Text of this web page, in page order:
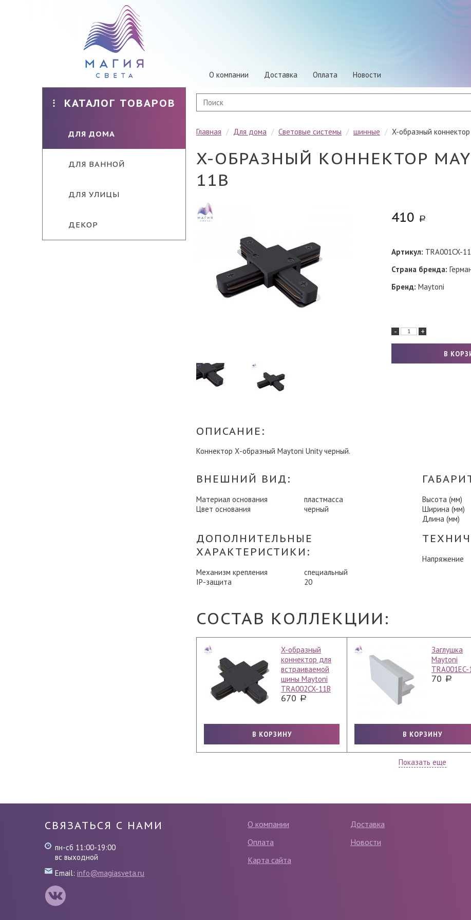
О компании Доставка Оплата Новости
КАТАЛОГ ТОВАРОВ
ДЛЯ ДОМА
ДЛЯ ВАННОЙ
ДЛЯ УЛИЦЫ
ДЕКОР
Главная / Для дома / Световые системы / шинные / X-образный
X-ОБРАЗНЫЙ КОННЕКТОР
11B
410
Артикул: TRA001CX-
Страна бренда:
Бренд: Maytoni
- +
ОПИСАНИЕ:
Коннектор Х-образный Maytoni Unity черный.
ВНЕШНИЙ ВИД:
Материал основания
пластмасса
Цвет основания
черный
Высота (мм)
Ширина (мм)
Длина (мм)
ДОПОЛНИТЕЛЬНЫЕ
ХАРАКТЕРИСТИКИ:
Механизм крепления
специальный
IP-защита
20
Напряжение
СОСТАВ КОЛЛЕКЦИИ:
X-образный
коннектор для
встраиваемой
шины Maytoni
TRA002CX-11B
670
Заглушка
Maytoni
TRA001EC-
70
Показать еще
О компании
Доставка
Оплата
Новости
Карта сайта
СВЯЗАТЬСЯ С НАМИ
пн-сб 11:00-19:00
вс выходной
Email: info@magiasveta.ru